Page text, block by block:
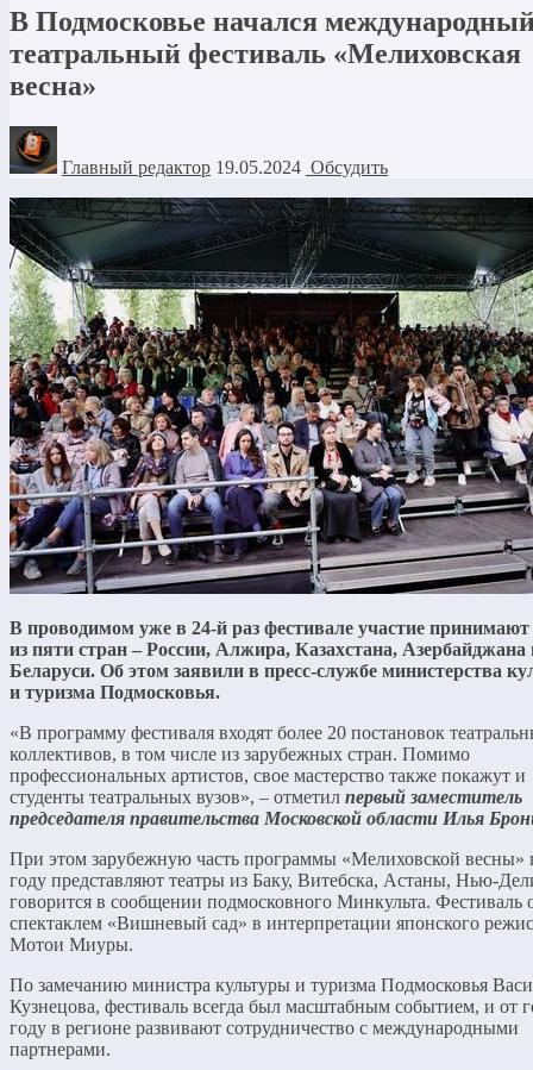
В Подмосковье начался
театральный фестиваль «Мелиховская
весна»
Главный редактор 19.05.2024 Обсудить
В проводимом уже в 24-й раз фестивале участие
из пяти стран – России, Алжира, Казахстана, Азербайджана
Беларуси. Об этом заявили в пресс-службе министерства
и туризма Подмосковья.
«В программу фестиваля входят более 20 постановок
коллективов, в том числе из зарубежных стран. Помимо
профессиональных артистов, свое мастерство также покажут и
студенты театральных вузов», – отметил первый заместитель
председателя правительства Московской области Илья
При этом зарубежную часть программы «Мелиховской весны»
году представляют театры из Баку, Витебска, Астаны, Нью-
говорится в сообщении подмосковного Минкульта. Фестиваль
спектаклем «Вишневый сад» в интерпретации японского
Мотои Миуры.
По замечанию министра культуры и туризма Подмосковья
Кузнецова, фестиваль всегда был масштабным событием, и от
году в регионе развивают сотрудничество с международными
партнерами.